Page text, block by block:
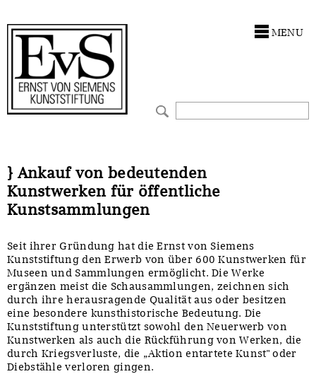
MENU
} Ankauf von bedeutenden
Kunstwerken für öffentliche
Kunstsammlungen
Seit ihrer Gründung hat die Ernst von Siemens
Kunststiftung den Erwerb von über 600 Kunstwerken für
Museen und Sammlungen ermöglicht. Die Werke
ergänzen meist die Schausammlungen, zeichnen sich
durch ihre herausragende Qualität aus oder besitzen
eine besondere kunsthistorische Bedeutung. Die
Kunststiftung unterstützt sowohl den Neuerwerb von
Kunstwerken als auch die Rückführung von Werken, die
durch Kriegsverluste, die „Aktion entartete Kunst" oder
Diebstähle verloren gingen.
Förderphilosophie
Gremien
Presse und Neuigkeiten
Ankauf
Restaurierungen
Werkverzeichnisse
Zwischenfinanzierung